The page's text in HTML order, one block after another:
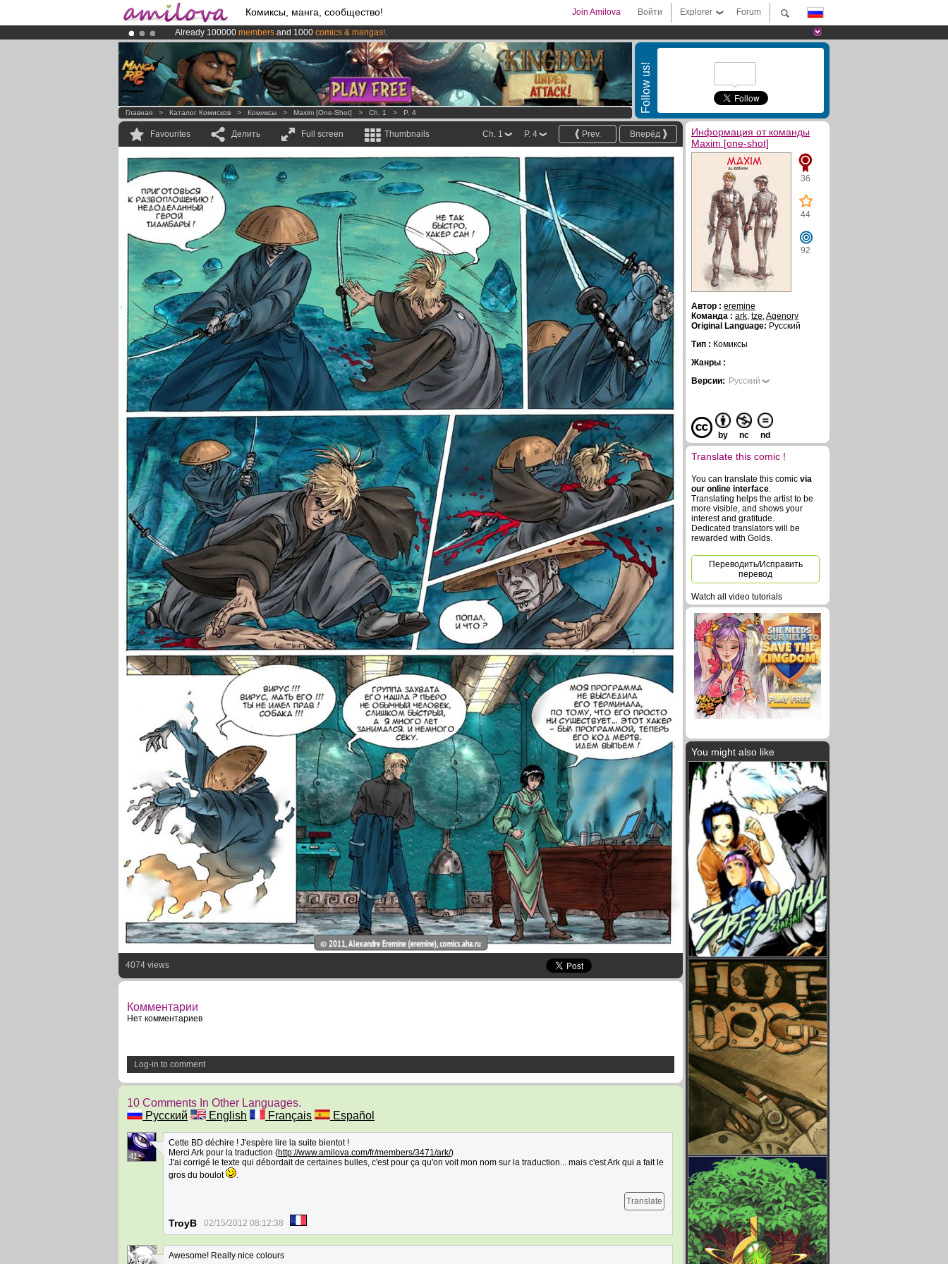
Комиксы, манга, сообщество! Forum
Explorer
Войти
Join Amilova
Already 100000 members and 1000 comics & mangas!.
AmilovaKickstarter is now LIVE!.
Premium membership from3.95 euros per month !Get membership now
Follow us!
Главная > Каталог Комисков > Комиксы > Maxim [one-Shot] > Ch. 1 > P. 4
Favourites Делить Full screen Thumbnails Вперёд
Prev.
P. 4
Ch. 1
4074 views
Комментарии
Нет комментариев
Log-in to comment
10 Comments In Other Languages.
Русский
English Français Español
41
Cette BD déchire ! J'espère lire la suite bientot !
Merci Ark pour la traduction (http://www.amilova.com/fr/members/3471/ark/)
J'ai corrigé le texte qui débordait de certaines bulles, c'est pour ça qu'on voit mon nom sur la traduction... mais c'est Ark qui a fait le
gros du boulot
.
Translate
TroyB 02/15/2012 08:12:38
Awesome! Really nice colours
Информация от команды
Maxim [one-shot]
36
44
92
Автор : eremine
Команда : ark, tze,Agenory
Original Language: Русский
Тип : Комиксы
Жанры :
Версии: Русский
by nc nd
Translate this comic !
You can translate this comic via
our online interface.
Translating helps the artist to be
more visible, and shows your
interest and gratitude.
Dedicated translators will be
rewarded with Golds.
Переводить/Исправить
перевод
Watch all video tutorials
You might also like